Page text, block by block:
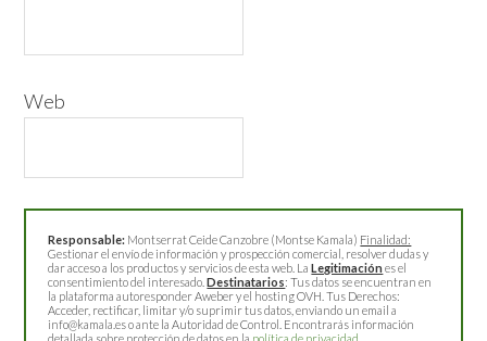
Web
Responsable: Montserrat Ceide Canzobre (Montse Kamala) Finalidad:
Gestionar el envío de información y prospección comercial, resolver dudas y
dar acceso a los productos y servicios de esta web. LaLegitimación es el
consentimiento del interesado.Destinatarios: Tus datos se encuentran en
la plataforma autoresponder Aweber y el hosting OVH. Tus Derechos:
Acceder, rectificar, limitar y/o suprimir tus datos, enviando un email a
info@kamala.es o ante la Autoridad de Control. Encontrarás información